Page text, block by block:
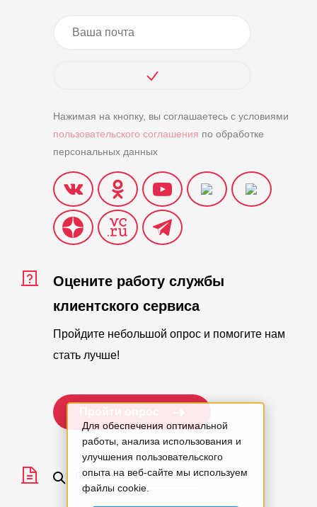
Нажимая на кнопку, вы соглашаетесь с условиями
пользовательского соглашения по обработке
персональных данных
Оцените работу службы
клиентского сервиса
Пройдите небольшой опрос и помогите нам
стать лучше!
Для обеспечения оптимальной
работы, анализа использования и
улучшения пользовательского
опыта на веб-сайте мы используем
файлы cookie.